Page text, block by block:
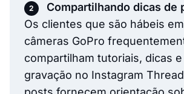
Compartilhando dicas de
Os clientes que são hábeis
câmeras GoPro
compartilham tutoriais, dicas
gravação no Instagram